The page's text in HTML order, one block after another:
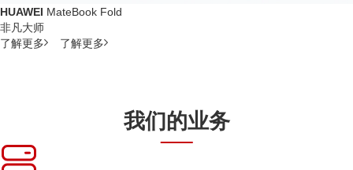
HUAWEI MateBook Fold
非凡大师
了解更多
了解更多
我们的业务